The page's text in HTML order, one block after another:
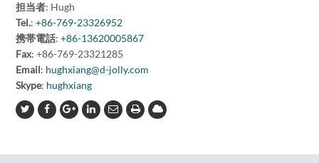
担当者: Hugh
Tel.:+86-769-23326952
携帯電話:+86-13620005867
Fax: +86-769-23321285
Email: hughxiang@d-jolly.com
Skype: hughxiang